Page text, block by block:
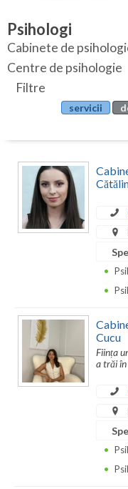
Bihor
Bistrita-Nasaud
Botosani
Bucuresti
Buzau
Constanta
Covasna
Dambovita
Specialitati
Servicii
Articole
Evenimente
Cabinet
Membri
Psihologi
Cabinete de
Centre de psihologie
Filtre
servicii
Cucu
Ființa
a trăi în